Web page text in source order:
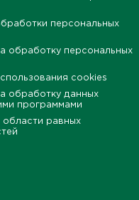
персональных
обработку персональных
cookies
обработку данных
программами
области равных